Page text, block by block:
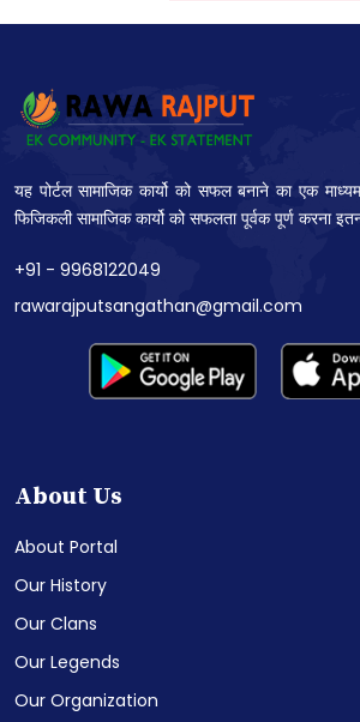
यह पोर्टल सामाजिक कार्यो को सफल बनाने का एक
फिजिकली सामाजिक कार्यो को सफलता पूर्वक पूर्ण करना
+91 - 9968122049
rawarajputsangathan@gmail.com
About Us
About Portal
Our History
Our Clans
Our Legends
Our Organization